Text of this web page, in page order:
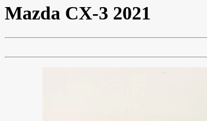
Mazda CX-3 2021